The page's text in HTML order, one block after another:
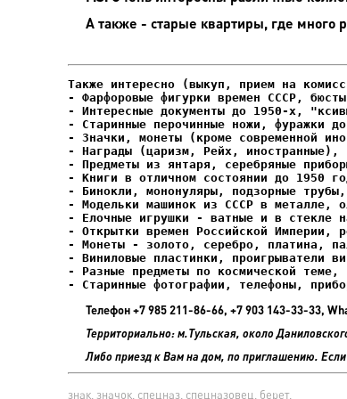
А также - старые квартиры, где много
- Фарфоровые фигурки времен СССР,
- Интересные документы до 1950-х,
- Елочные игрушки - ватные и в стекле
- Старинные фотографии, телефоны,
Телефон +7 985 211-86-66, +7 903 143-33-33,
Территориально: м.Тульская, около
Либо приезд к Вам на дом, по приглашению.
знак, значок, спецназ, спецназовец, берет,